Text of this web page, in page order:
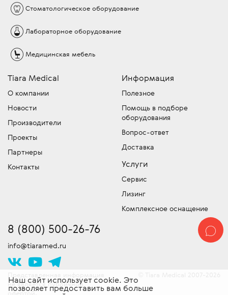
Стоматологическое оборудование
Лабораторное оборудование
Медицинская мебель
Tiara Medical
О компании
Новости
Производители
Проекты
Партнеры
Контакты
Информация
Полезное
Помощь в подборе
оборудования
Вопрос-ответ
Доставка
Услуги
Сервис
Лизинг
Комплексное оснащение
8 (800) 500-26-76
info@tiaramed.ru
не является публичной
офертой.
Наш сайт использует cookie. Это
позволяет предоставить вам больше